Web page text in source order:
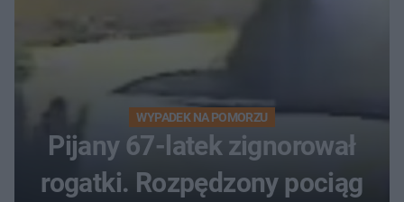
WYPADEK NA POMORZU
Pijany 67-latek zignorował
rogatki. Rozpędzony pociąg